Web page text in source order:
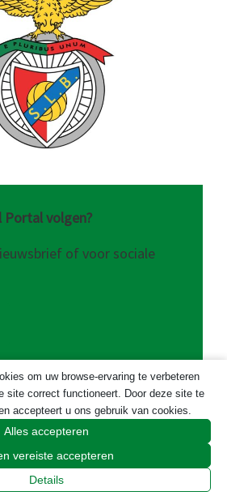
Portal volgen?
of voor sociale
om uw browse-ervaring te verbeteren
site correct functioneert. Door deze site te
accepteert u ons gebruik van cookies.
Alles accepteren
vereiste accepteren
Details